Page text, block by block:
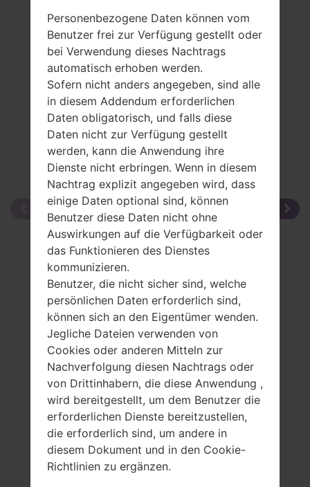
Vergleiche
Personenbezogene Daten können vom
Benutzer frei zur Verfügung gestellt oder
bei Verwendung dieses Nachtrags
automatisch erhoben werden.
Sofern nicht anders angegeben, sind alle
in diesem Addendum erforderlichen
Daten obligatorisch, und falls diese
Daten nicht zur Verfügung gestellt
werden, kann die Anwendung ihre
Dienste nicht erbringen. Wenn in diesem
Nachtrag explizit angegeben wird, dass
einige Daten optional sind, können
Benutzer diese Daten nicht ohne
Auswirkungen auf die Verfügbarkeit oder
das Funktionieren des Dienstes
kommunizieren.
Benutzer, die nicht sicher sind, welche
persönlichen Daten erforderlich sind,
können sich an den Eigentümer wenden.
Jegliche Dateien verwenden von
Cookies oder anderen Mitteln zur
Nachverfolgung diesen Nachtrags oder
von Drittinhabern, die diese Anwendung ,
wird bereitgestellt, um dem Benutzer die
erforderlichen Dienste bereitzustellen,
die erforderlich sind, um andere in
diesem Dokument und in den Cookie-
Richtlinien zu ergänzen.